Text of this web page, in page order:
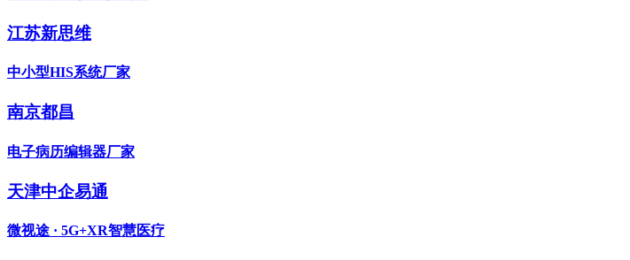
江苏新思维
中小型HIS系统厂家
南京都昌
电子病历编辑器厂家
天津中企易通
微视途 · 5G+XR智慧医疗